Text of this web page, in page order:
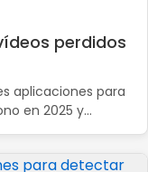
perdidos
aplicaciones para
en 2025 y…